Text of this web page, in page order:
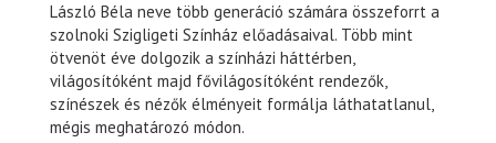
László Béla neve több generáció számára összeforrt a
szolnoki Szigligeti Színház előadásaival. Több mint
ötvenöt éve dolgozik a színházi háttérben,
világosítóként majd fővilágosítóként rendezők,
színészek és nézők élményeit formálja láthatatlanul,
mégis meghatározó módon.